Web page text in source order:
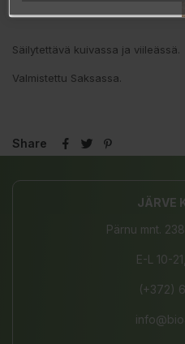
Säilytettävä kuivassa ja viileässä.
Valmistettu Saksassa.
Share
JÄRVE
Pärnu mnt.
E-L 10-
(+372)